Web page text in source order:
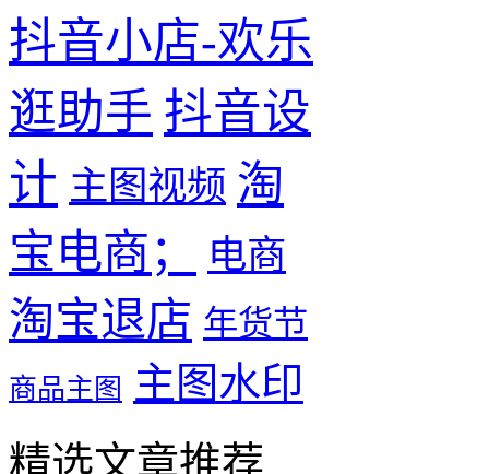
抖音小店-欢乐
逛助手 抖音设
计 主图视频 淘
宝电商；
电商
淘宝退店 年货节
商品主图
主图水印
精选文章推荐